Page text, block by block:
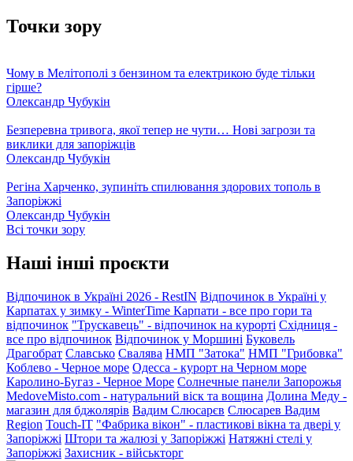
Точки зору
Чому в Мелітополі з бензином та електрикою буде тільки
гірше?
Олександр Чубукін
Безперевна тривога, якої тепер не чути… Нові загрози та
виклики для запоріжців
Олександр Чубукін
Регіна Харченко, зупиніть спилювання здорових тополь в
Запоріжжі
Олександр Чубукін
Всі точки зору
Наші інші проєкти
Відпочинок в Україні 2026 - RestIN Відпочинок в Україні у
Карпатах у зимку - WinterTime Карпати - все про гори та
відпочинок "Трускавець" - відпочинок на курорті Східниця -
все про відпочинок Відпочинок у Моршині Буковель
Драгобрат Славсько Свалява НМП "Затока" НМП "Грибовка"
Коблево - Черное море Одесса - курорт на Черном море
Каролино-Бугаз - Черное Море Солнечные панели Запорожья
MedoveMisto.com - натуральний віск та вощина Долина Меду -
магазин для бджолярів Вадим Слюсарєв Слюсарев Вадим
Region Touch-IT "Фабрика вікон" - пластикові вікна та двері у
Запоріжжі Штори та жалюзі у Запоріжжі Натяжні стелі у
Запоріжжі Захисник - військторг